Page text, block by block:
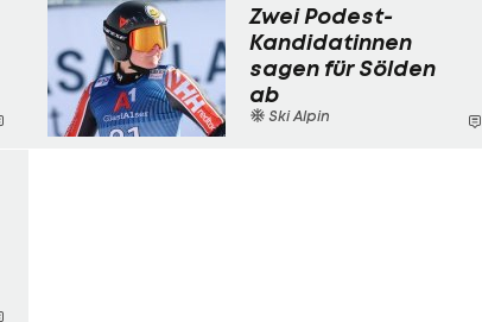
Zwei Podest-
Kandidatinnen
sagen für Sölden
ab
Ski Alpin